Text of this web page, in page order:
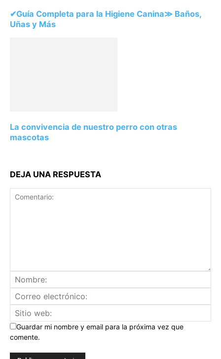
✔Guía Completa para la Higiene Canina≫ Baños,
Uñas y Más
La convivencia de nuestro perro con otras
mascotas
DEJA UNA RESPUESTA
Guardar mi nombre y email para la próxima vez que
comente.